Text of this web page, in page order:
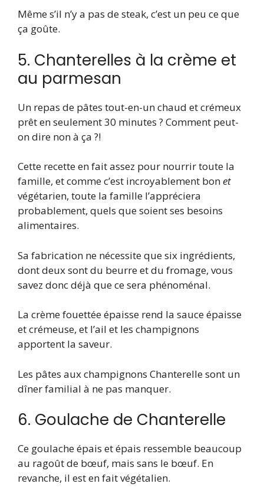
Même s’il n’y a pas de steak, c’est un peu ce que
ça goûte.
5. Chanterelles à la crème et
au parmesan
Un repas de pâtes tout-en-un chaud et crémeux
prêt en seulement 30 minutes ? Comment peut-
on dire non à ça ?!
Cette recette en fait assez pour nourrir toute la
famille, et comme c’est incroyablement bonet
végétarien, toute la famille l’appréciera
probablement, quels que soient ses besoins
alimentaires.
Sa fabrication ne nécessite que six ingrédients,
dont deux sont du beurre et du fromage, vous
savez donc déjà que ce sera phénoménal.
La crème fouettée épaisse rend la sauce épaisse
et crémeuse, et l’ail et les champignons
apportent la saveur.
Les pâtes aux champignons Chanterelle sont un
dîner familial à ne pas manquer.
6. Goulache de Chanterelle
Ce goulache épais et épais ressemble beaucoup
au ragoût de bœuf, mais sans le bœuf. En
revanche, il est en fait végétalien.